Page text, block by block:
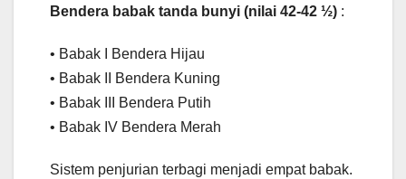
Bendera babak tanda bunyi (nilai 42-42 ½) :
• Babak I Bendera Hijau
• Babak II Bendera Kuning
• Babak III Bendera Putih
• Babak IV Bendera Merah
Sistem penjurian terbagi menjadi empat babak.